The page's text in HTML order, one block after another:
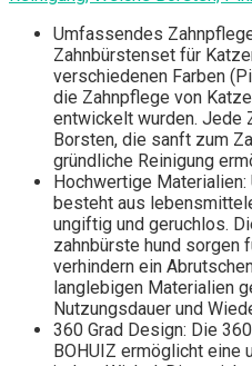
Umfassendes
Zahnbürstenset für
verschiedenen Farben
die Zahnpflege von
entwickelt wurden. Jede
Borsten, die sanft zum
gründliche Reinigung
Hochwertige
besteht aus
ungiftig und geruchlos.
zahnbürste hund sorgen
verhindern ein
langlebigen Materialien
Nutzungsdauer und
360 Grad Design: Die
BOHUIZ ermöglicht eine